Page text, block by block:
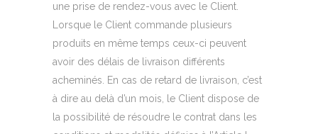
une prise de rendez-vous avec le Client.
Lorsque le Client commande plusieurs
produits en même temps ceux-ci peuvent
avoir des délais de livraison différents
acheminés. En cas de retard de livraison, c’est
à dire au delà d’un mois, le Client dispose de
la possibilité de résoudre le contrat dans les